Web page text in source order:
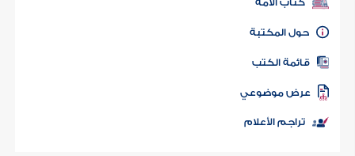
كتاب الأمة
حول المكتبة
قائمة الكتب